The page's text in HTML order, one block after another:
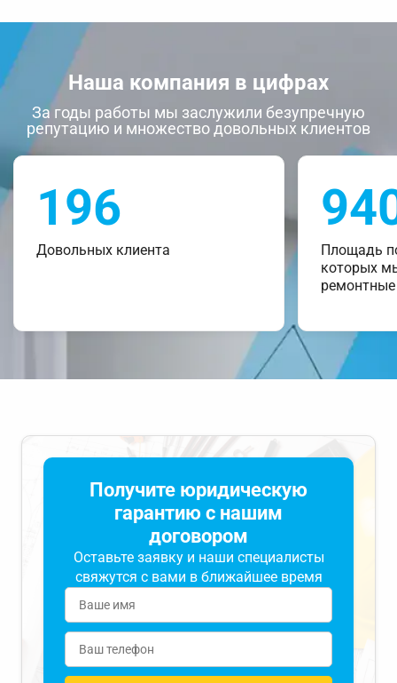
Наша компания в цифрах
За годы работы мы заслужили безупречную
репутацию и множество довольных клиентов
196
Довольных клиента
Площадь
которых
Получите юридическую
гарантию с нашим
договором
Оставьте заявку и наши специалисты
свяжутся с вами в ближайшее время